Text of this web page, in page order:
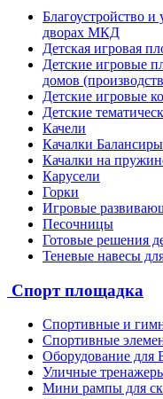
Благоустройство и
дворах МКД
Детская игровая
Детские игровые
домов
Детские игровые
Детские
Качели
Качалки Балансиры
Качалки на
Карусели
Горки
Игровые
Песочницы
Готовые решения
Теневые навесы
Спорт площадка
Спортивные и
Спортивные
Оборудование для
Уличные
Мини рампы для